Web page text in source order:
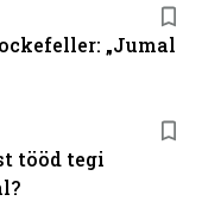
tööd tegi
„Jumal